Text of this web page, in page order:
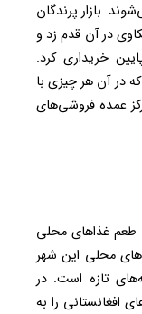
بازار پرندگان
در آن قدم زد و
خریداری کرد.
۱۰۰ ساله است که در آن هر چیزی با
عمده فروشی‌های
طعم غذاهای محلی
محلی این شهر
تازه است. در
افغانستانی را به